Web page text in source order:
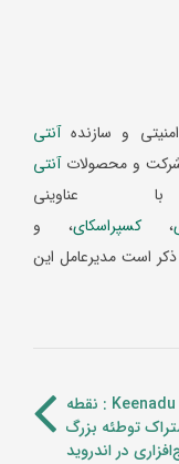
و سازندهآنتی
شرکت و محصولاتآنتی
، کسپراسکای، و
است مدیرعامل این
Keenadu : نقطه
توطئه بزرگ
در اندروید